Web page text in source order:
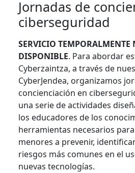
Jornadas de
ciberseguridad
SERVICIO TEMPORALMENTE
DISPONIBLE. Para abordar
Cyberzaintza, a través de
CyberJendea, organizamos
concienciación en
una serie de actividades
los educadores de los
herramientas necesarios
menores a prevenir,
riesgos más comunes en el
nuevas tecnologías.